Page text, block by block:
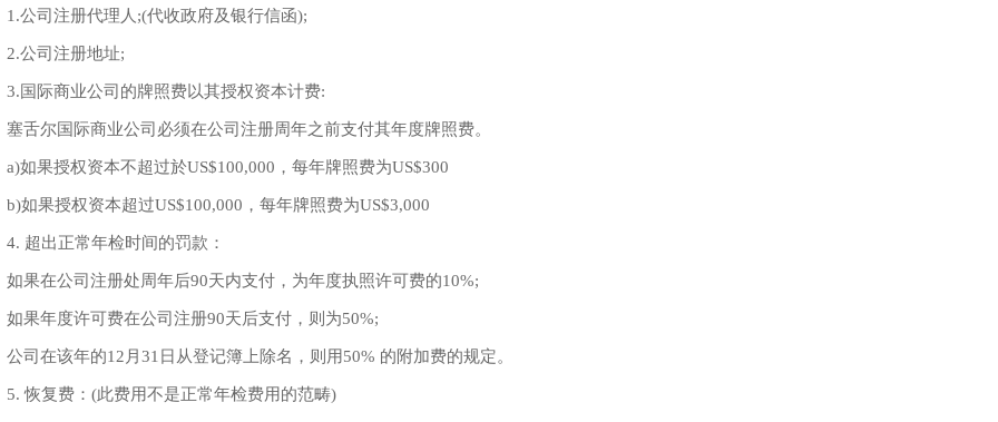
司注册代理人;(代收政府及银行信函);
司注册地址;
际商业公司的牌照费以其授权资本计费:
尔国际商业公司必须在公司注册周年之前支付其年度牌照费。
果授权资本不超过於US$100,000，每年牌照费为US$300
果授权资本超过US$100,000，每年牌照费为US$3,000
出正常年检时间的罚款：
在公司注册处周年后90天内支付，为年度执照许可费的10%;
年度许可费在公司注册90天后支付，则为50%;
在该年的12月31日从登记簿上除名，则用50% 的附加费的规定。
复费：(此费用不是正常年检费用的范畴)